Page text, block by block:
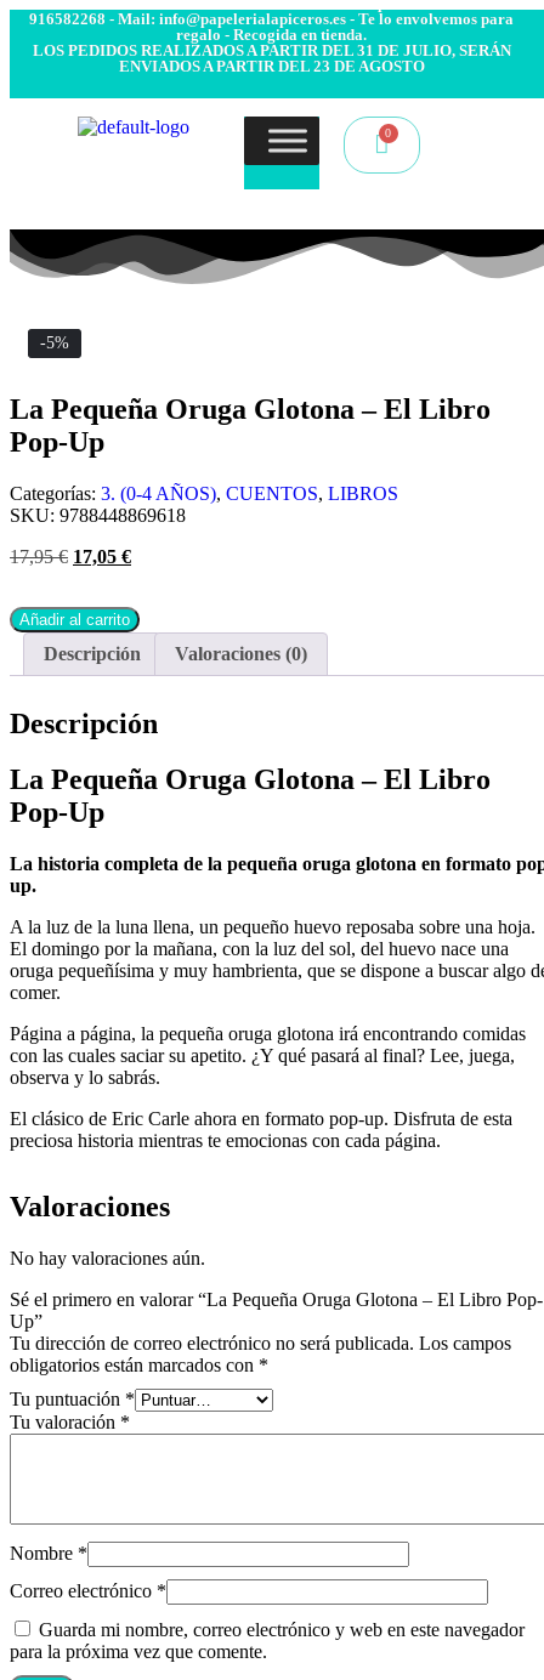
916582268 - Mail: info@papelerialapiceros.es - Te lo envolvemos para
regalo - Recogida en tienda.
LOS PEDIDOS REALIZADOS A PARTIR DEL 31 DE JULIO, SERÁN
ENVIADOS A PARTIR DEL 23 DE AGOSTO
-5%
La Pequeña Oruga Glotona – El Libro
Pop-Up
Categorías: 3. (0-4 AÑOS), CUENTOS, LIBROS
SKU: 9788448869618
17,95€ 17,05 €
Añadir al carrito
Descripción Valoraciones (0)
Descripción
La Pequeña Oruga Glotona – El Libro
Pop-Up
La historia completa de la pequeña oruga glotona en formato
up.
A la luz de la luna llena, un pequeño huevo reposaba sobre una hoja.
El domingo por la mañana, con la luz del sol, del huevo nace una
oruga pequeñísima y muy hambrienta, que se dispone a buscar algo
comer.
Página a página, la pequeña oruga glotona irá encontrando comidas
con las cuales saciar su apetito. ¿Y qué pasará al final? Lee, juega,
observa y lo sabrás.
El clásico de Eric Carle ahora en formato pop-up. Disfruta de esta
preciosa historia mientras te emocionas con cada página.
Valoraciones
No hay valoraciones aún.
Sé el primero en valorar “La Pequeña Oruga Glotona – El Libro Pop-
Up”
Tu dirección de correo electrónico no será publicada. Los campos
obligatorios están marcados con *
Tu puntuación *
Tu valoración *
Nombre *
Correo electrónico *
Guarda mi nombre, correo electrónico y web en este navegador
para la próxima vez que comente.